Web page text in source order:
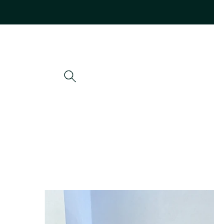
ai contenuti
Passa alle
informazioni
sul prodotto